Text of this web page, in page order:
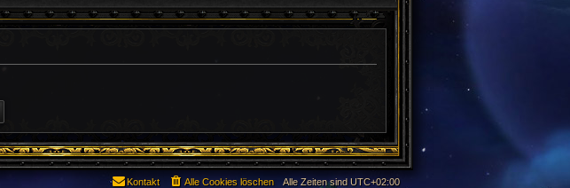
Alle Zeiten sind UTC+02:00
Alle Cookies löschen
Kontakt